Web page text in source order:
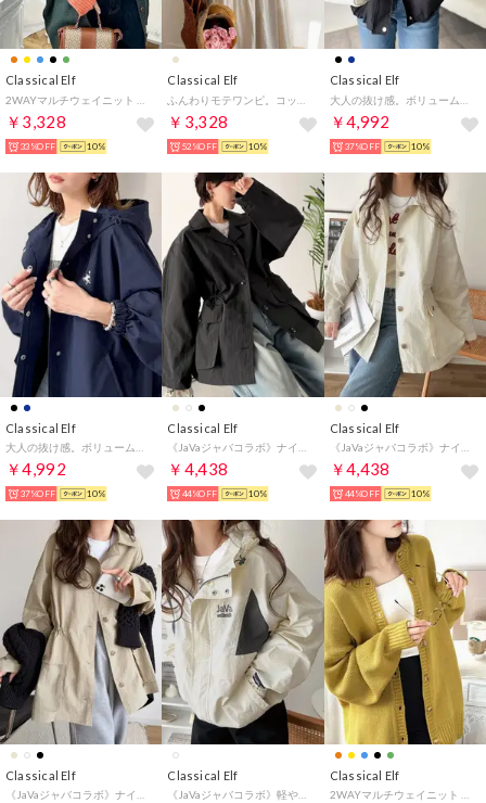
Classical Elf
￥3,328
33%OFF 10%
Classical Elf
￥3,328
52%OFF 10%
Classical Elf
￥4,992
37%OFF 10%
Classical Elf
￥4,992
37%OFF 10%
Classical Elf
￥4,438
44%OFF 10%
Classical Elf
￥4,438
44%OFF 10%
Classical Elf Classical Elf Classical Elf